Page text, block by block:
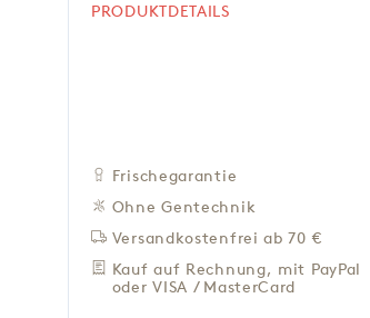
ZU DEN FAVORITEN
IN DER NÄHE KAUFEN
BESCHREIBUNG
PRODUKTDETAILS
Frischegarantie
Ohne Gentechnik
Versandkostenfrei ab 70 €
Kauf auf Rechnung, mit PayPal
oder VISA / MasterCard